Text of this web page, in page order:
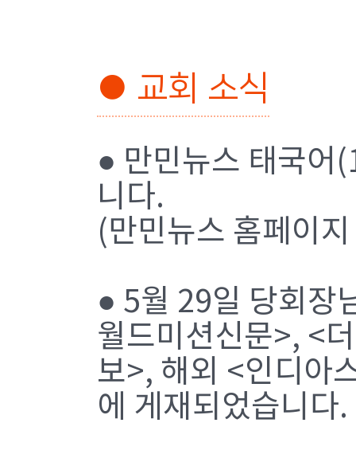
● 교회 소식
● 만민뉴스 태국어
니다.
(만민뉴스 홈페이
● 5월 29일 당회장
월드미션신문>, <
보>, 해외 <인디아
에 게재되었습니다.